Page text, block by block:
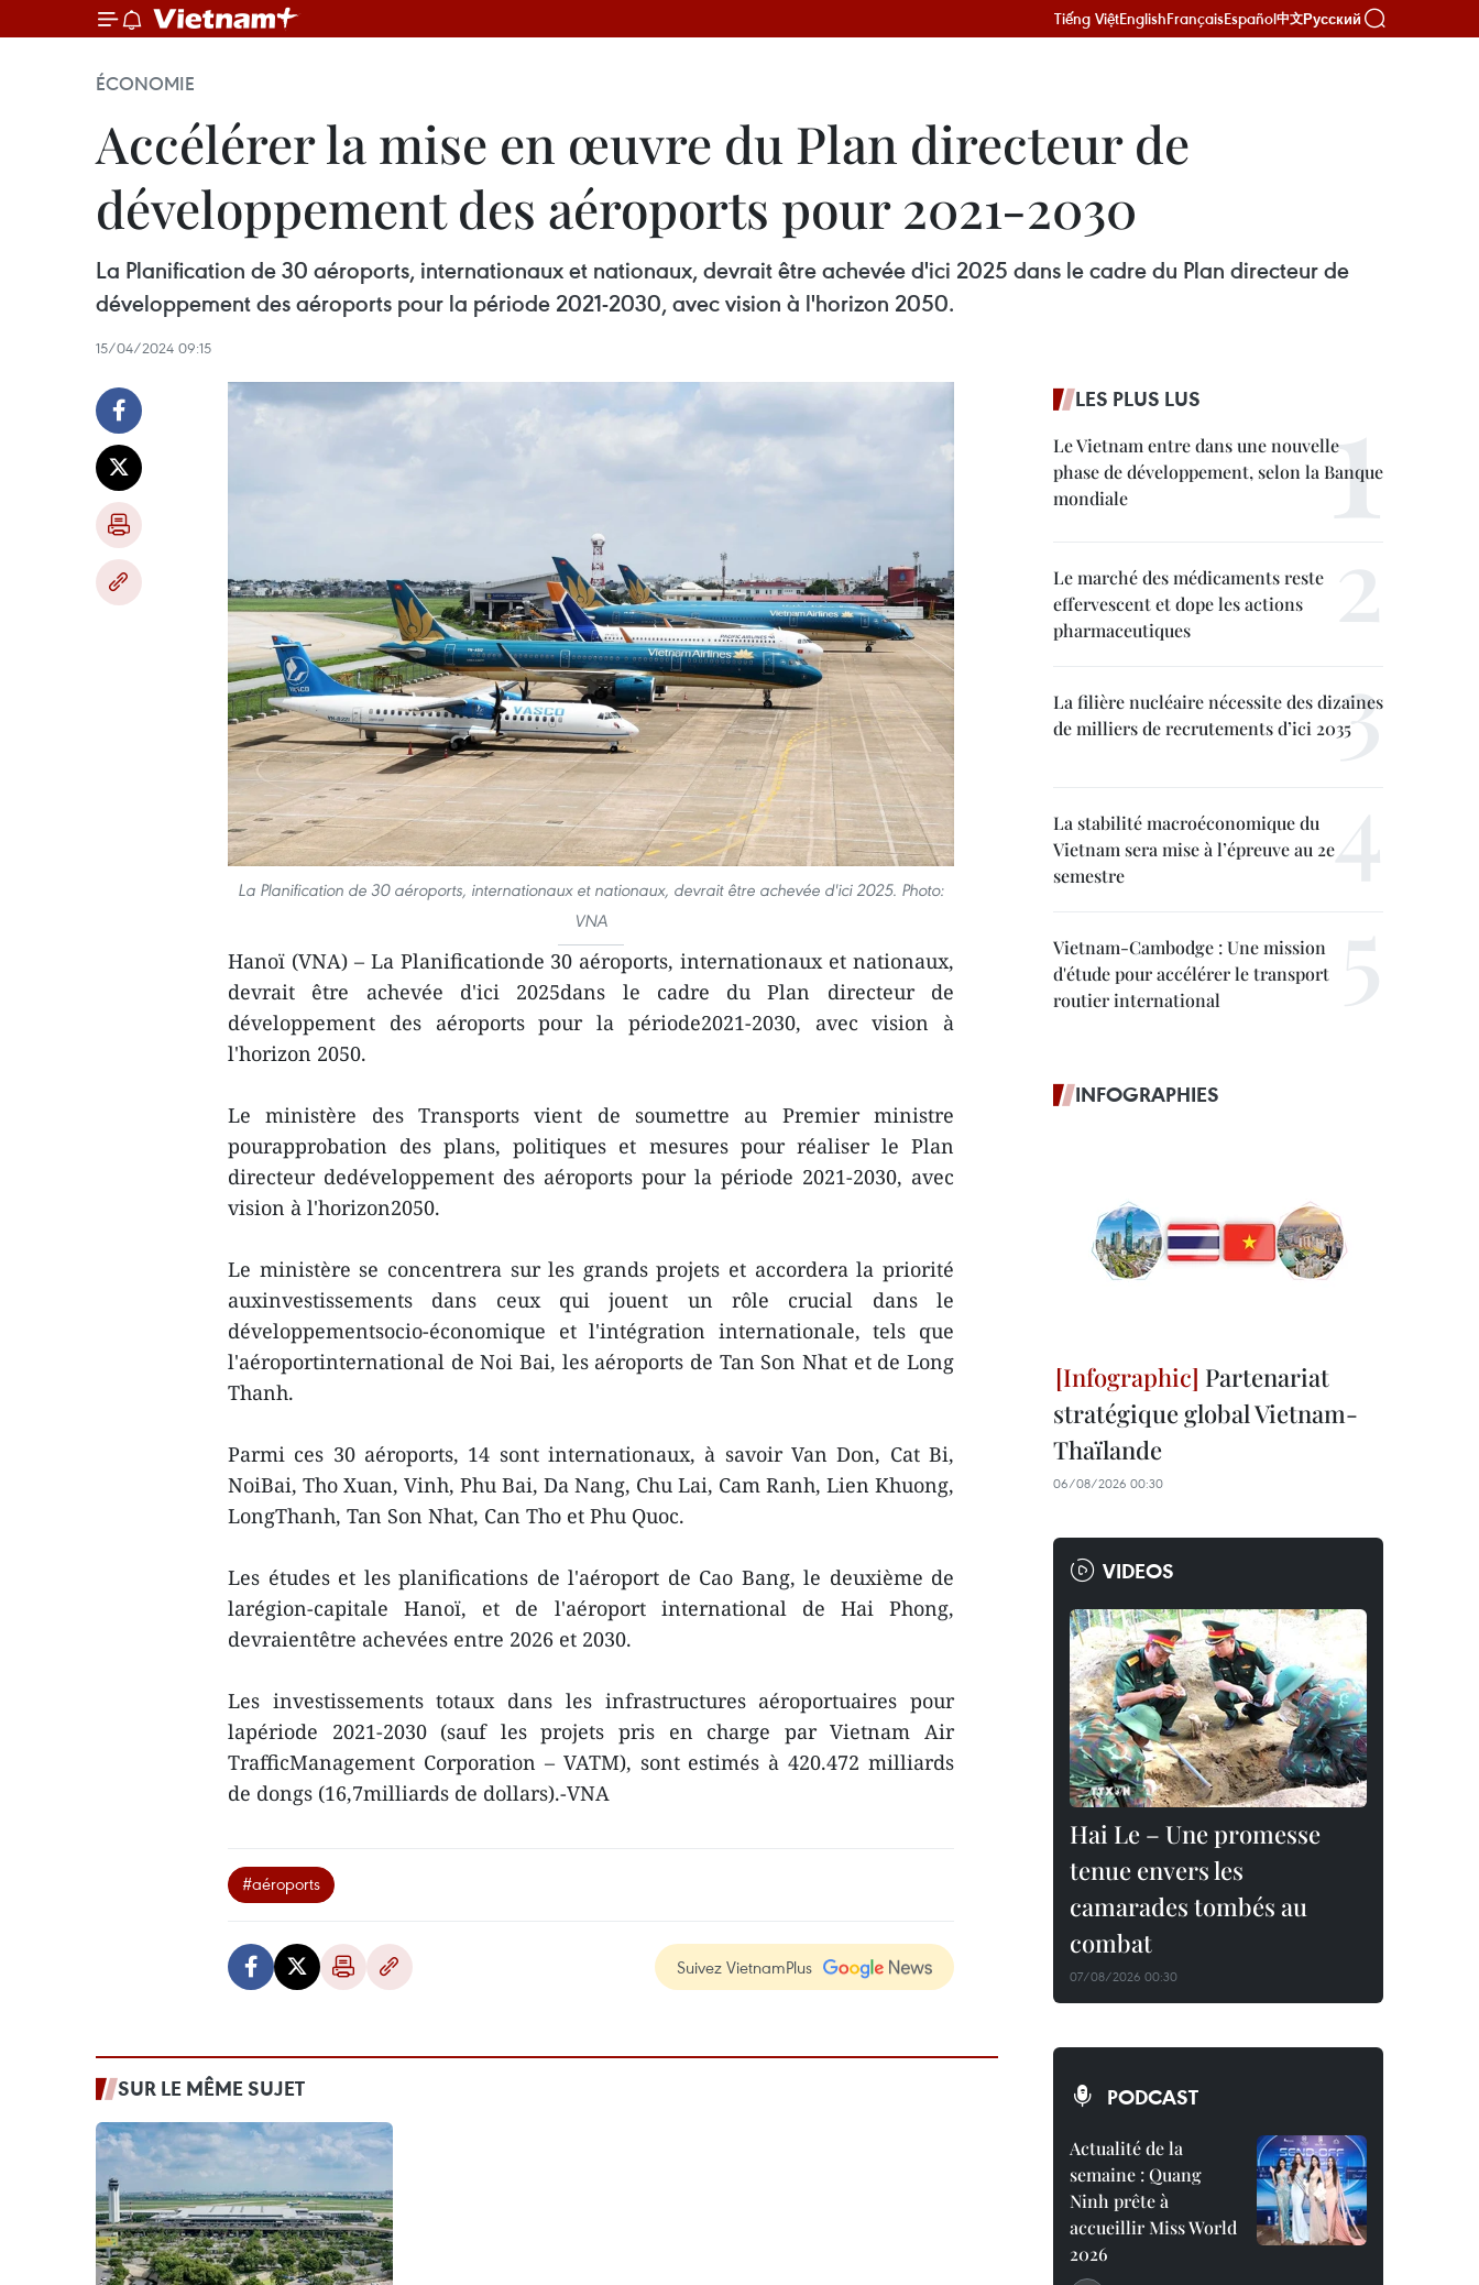
Tiếng ViệtEnglishFrançaisEspañol中文Русский
ÉCONOMIE
Accélérer la mise en œuvre du Plan directeur de
développement des aéroports pour 2021-2030
La Planification de 30 aéroports, internationaux et nationaux, devrait être achevée d'ici 2025 dans le cadre du Plan directeur de
développement des aéroports pour la période 2021-2030, avec vision à l'horizon 2050.
15/04/2024 09:15
La Planification de 30 aéroports, internationaux et nationaux, devrait être achevée d'ici 2025. Photo:
VNA
Hanoï (VNA) – La Planificationde 30 aéroports, internationaux et nationaux,
devrait être achevée d'ici 2025dans le cadre du Plan directeur de
développement des aéroports pour la période2021-2030, avec vision à
l'horizon 2050.
Le ministère des Transports vient de soumettre au Premier ministre
pourapprobation des plans, politiques et mesures pour réaliser le Plan
directeur dedéveloppement des aéroports pour la période 2021-2030, avec
vision à l'horizon2050.
Le ministère se concentrera sur les grands projets et accordera la priorité
auxinvestissements dans ceux qui jouent un rôle crucial dans le
développementsocio-économique et l'intégration internationale, tels que
l'aéroportinternational de Noi Bai, les aéroports de Tan Son Nhat et de Long
Thanh.
Parmi ces 30 aéroports, 14 sont internationaux, à savoir Van Don, Cat Bi,
NoiBai, Tho Xuan, Vinh, Phu Bai, Da Nang, Chu Lai, Cam Ranh, Lien Khuong,
LongThanh, Tan Son Nhat, Can Tho et Phu Quoc.
Les études et les planifications de l'aéroport de Cao Bang, le deuxième de
larégion-capitale Hanoï, et de l'aéroport international de Hai Phong,
devraientêtre achevées entre 2026 et 2030.
Les investissements totaux dans les infrastructures aéroportuaires pour
lapériode 2021-2030 (sauf les projets pris en charge par Vietnam Air
TrafficManagement Corporation – VATM), sont estimés à 420.472 milliards
de dongs (16,7milliards de dollars).-VNA
#aéroports
Suivez VietnamPlus
SUR LE MÊME SUJET
LES PLUS LUS
Le Vietnam entre dans une nouvelle
phase de développement, selon la Banque
mondiale
Le marché des médicaments reste
effervescent et dope les actions
pharmaceutiques
La filière nucléaire nécessite des dizaines
de milliers de recrutements d’ici 2035
La stabilité macroéconomique du
Vietnam sera mise à l’épreuve au 2e
semestre
Vietnam-Cambodge : Une mission
d'étude pour accélérer le transport
routier international
INFOGRAPHIES
Partenariat
stratégique global Vietnam-
Thaïlande
06/08/2026 00:30
VIDEOS
Hai Le – Une promesse
tenue envers les
camarades tombés au
combat
07/08/2026 00:30
PODCAST
Actualité de la
semaine : Quang
Ninh prête à
accueillir Miss World
2026